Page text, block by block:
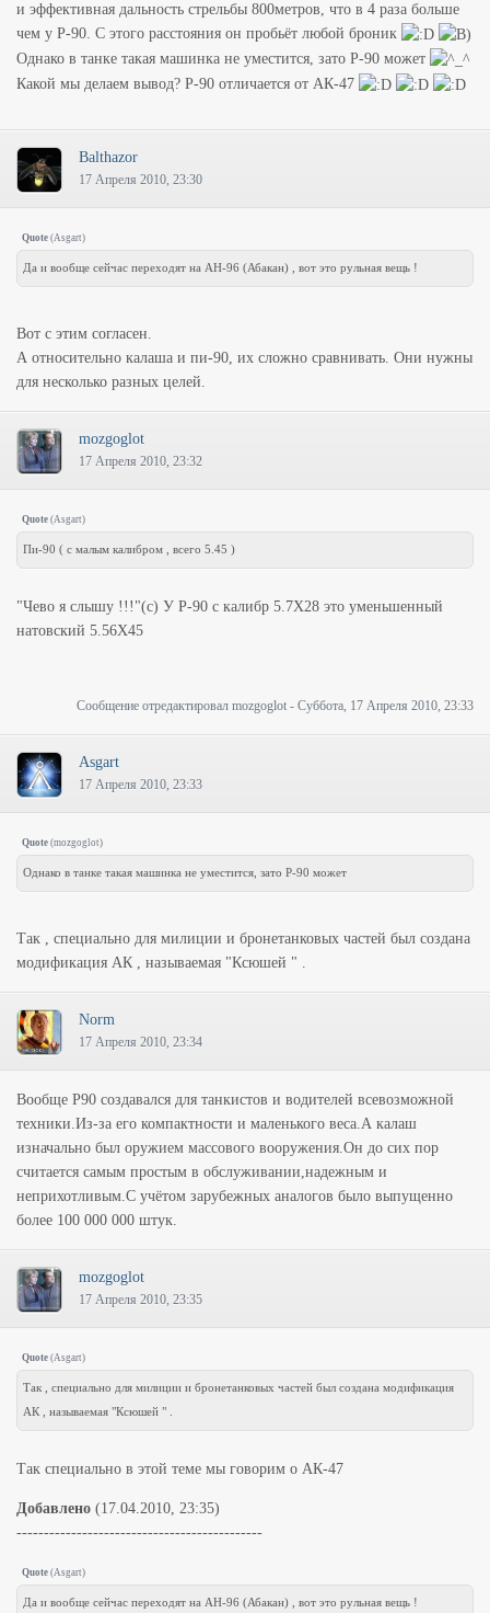
и эффективная дальность стрельбы 800метров, что в 4 раза больше
чем у Р-90. С этого расстояния он пробьёт любой броник
Однако в танке такая машинка не уместится, зато Р-90 может
Какой мы делаем вывод? Р-90 отличается от АК-47
Balthazor
17 Апреля 2010, 23:30
Quote (Asgart)
Да и вообще сейчас переходят на АН-96 (Абакан) , вот это рульная вещь !
Вот с этим согласен.
А относительно калаша и пи-90, их сложно сравнивать. Они нужны
для несколько разных целей.
mozgoglot
17 Апреля 2010, 23:32
Quote (Asgart)
Пи-90 ( с малым калибром , всего 5.45 )
"Чево я слышу !!!"(с) У Р-90 с калибр 5.7Х28 это уменьшенный
натовский 5.56Х45
Сообщение отредактировал mozgoglot - Суббота, 17 Апреля 2010, 23:33
Asgart
17 Апреля 2010, 23:33
Quote (mozgoglot)
Однако в танке такая машинка не уместится, зато Р-90 может
Так , специально для милиции и бронетанковых частей был создана
модификация АК , называемая "Ксюшей " .
Norm
17 Апреля 2010, 23:34
Вообще P90 создавался для танкистов и водителей всевозможной
техники.Из-за его компактности и маленького веса.А калаш
изначально был оружием массового вооружения.Он до сих пор
считается самым простым в обслуживании,надежным и
неприхотливым.С учётом зарубежных аналогов было выпущенно
более 100 000 000 штук.
mozgoglot
17 Апреля 2010, 23:35
Quote (Asgart)
Так , специально для милиции и бронетанковых частей был создана модификация
АК , называемая "Ксюшей " .
Так специально в этой теме мы говорим о АК-47
Добавлено (17.04.2010, 23:35)
---------------------------------------------
Quote (Asgart)
Да и вообще сейчас переходят на АН-96 (Абакан) , вот это рульная вещь !